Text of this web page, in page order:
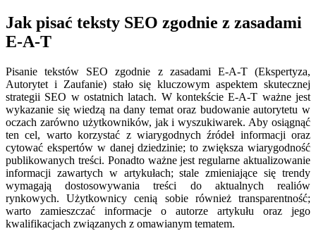
Jak pisać teksty SEO zgodnie z zasadami
E-A-T
Pisanie tekstów SEO zgodnie z zasadami E-A-T (Ekspertyza,
Autorytet i Zaufanie) stało się kluczowym aspektem skutecznej
strategii SEO w ostatnich latach. W kontekście E-A-T ważne jest
wykazanie się wiedzą na dany temat oraz budowanie autorytetu w
oczach zarówno użytkowników, jak i wyszukiwarek. Aby osiągnąć
ten cel, warto korzystać z wiarygodnych źródeł informacji oraz
cytować ekspertów w danej dziedzinie; to zwiększa wiarygodność
publikowanych treści. Ponadto ważne jest regularne aktualizowanie
informacji zawartych w artykułach; stale zmieniające się trendy
wymagają dostosowywania treści do aktualnych realiów
rynkowych. Użytkownicy cenią sobie również transparentność;
warto zamieszczać informacje o autorze artykułu oraz jego
kwalifikacjach związanych z omawianym tematem.